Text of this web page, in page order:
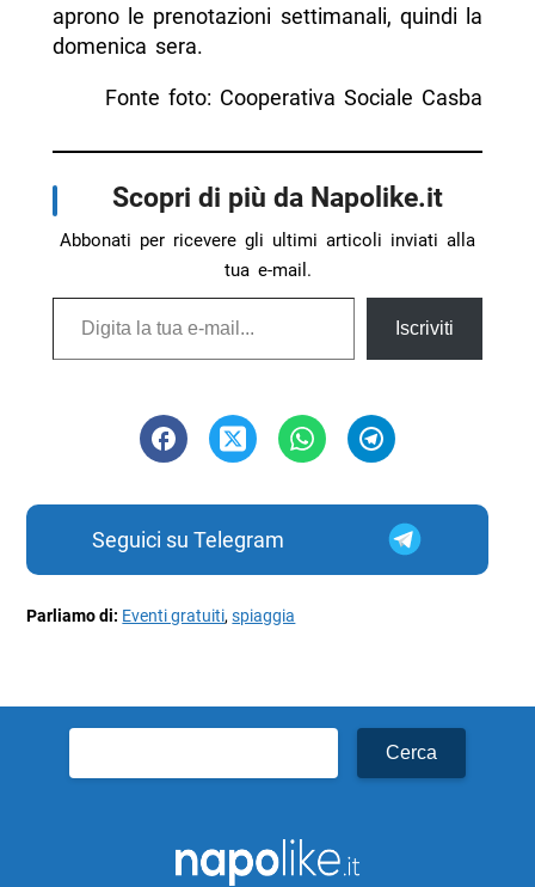
aprono le prenotazioni settimanali, quindi la
domenica sera.
Fonte foto: Cooperativa Sociale Casba
Scopri di più da Napolike.it
Abbonati per ricevere gli ultimi articoli inviati alla
tua e-mail.
Digita la tua e-mail...
Iscriviti
Seguici su Telegram
Parliamo di: Eventi gratuiti,spiaggia
per: